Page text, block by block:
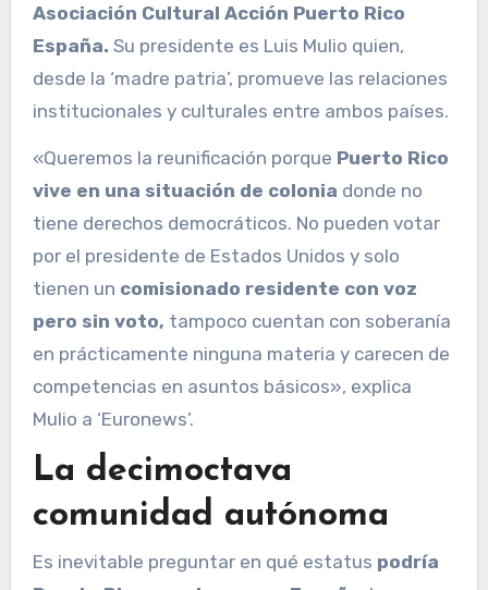
Asociación Cultural Acción Puerto Rico
España. Su presidente es Luis Mulio quien,
desde la ‘madre patria’, promueve las relaciones
institucionales y culturales entre ambos países.
«Queremos la reunificación porque Puerto Rico
vive en una situación de colonia donde no
tiene derechos democráticos. No pueden votar
por el presidente de Estados Unidos y solo
tienen un comisionado residente con voz
pero sin voto, tampoco cuentan con soberanía
en prácticamente ninguna materia y carecen de
competencias en asuntos básicos», explica
Mulio a ‘Euronews’.
La decimoctava
comunidad autónoma
Es inevitable preguntar en qué estatus podría